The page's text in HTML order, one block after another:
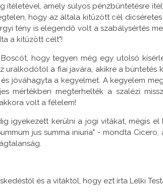
ítéletével, amely súlyos pénzbüntetésre
hogy az általa kitűzött cél
tény is elegendő volt a szabálysértés
a kitűzött célt"!
hogy tegyen még egy utolsó
uralkodótól a fiai javára, akikre a büntetés
jóváhagyta a kegyelmet. A kegyelem
mértékben megterhelték a szalézi
volt a félelem!
igyekezett kerülni a jogi vitákat, mégis el
jus summa iniuria" - mondta
és a vitáktól, hogy ezt írta Lelki